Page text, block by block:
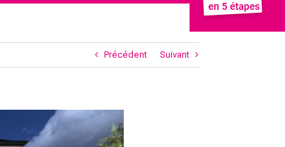
Précédent Suivant